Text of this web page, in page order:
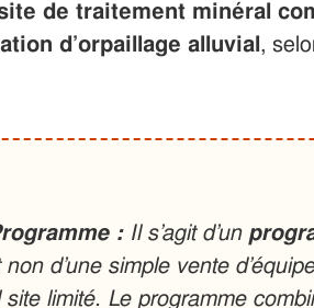
de traitement minéral
d’orpaillage alluvial ,
:Il s’agit d’un
non d’une simple vente
limité. Le programme